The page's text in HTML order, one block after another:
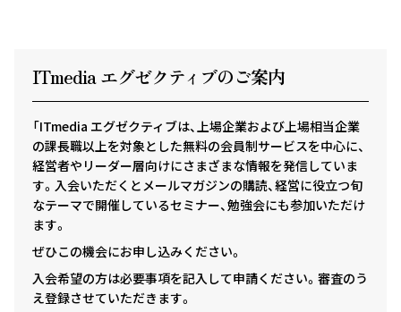
ITmedia エグゼクティ ブのご案内
「ITmedia エグゼクティブは、上場企業および上場相当企業
の課長職以上を対象とした無料の会員制サービスを中心に、
経営者やリーダー層向けにさまざまな情報を発信していま
す。入会いただくとメールマガジンの購読、経営に役立つ旬
なテーマで開催しているセミナー、勉強会にも参加いただけ
ます。
ぜひこの機会にお申し込みください。
入会希望の方は必要事項を記入して申請ください。審査のう
え登録させていただきます。